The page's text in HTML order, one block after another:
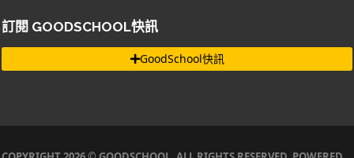
訂閱 GOODSCHOOL快訊
GoodSchool快訊